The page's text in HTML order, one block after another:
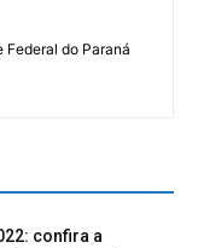
Federal do Paraná
confira a